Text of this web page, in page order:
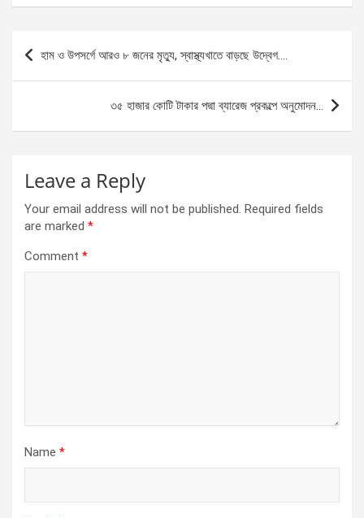
ce
o
se
n
g
at
A
p
p
ar
Post
navigation
হাম ও উপসর্গে আরও ৮ জনের মৃত্যু, স্বাস্থ্যখাতে বাড়ছে উদ্বেগ….
৩৫ হাজার কোটি টাকার পদ্মা ব্যারেজ প্রকল্পে অনুমোদন…
Leave a Reply
Your email address will not be published. Required fields
are marked *
Comment *
Name *